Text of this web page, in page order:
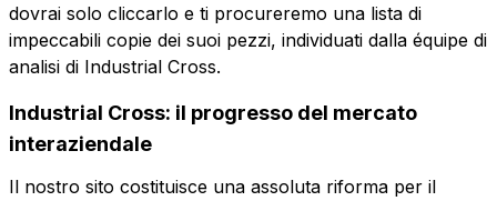
Consenso obbligatorio
Consenso profilazione Consenso terze parti
Invia la richiesta
Consenso
Consenso
dovrai solo cliccarlo e ti procureremo una lista di
impeccabili copie dei suoi pezzi, individuati dalla équipe di
analisi di Industrial Cross.
Industrial Cross: il progresso del mercato
interaziendale
Il nostro sito costituisce una assoluta riforma per il